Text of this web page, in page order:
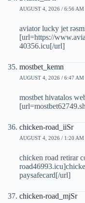
AUGUST 4, 2026 / 6:56 AM
aviator lucky jet
[url=https://
40356.icu[/url]
mostbet_kemn
AUGUST 4, 2026 / 6:47 AM
mostbet hivatalos
chicken-road_iiSr
AUGUST 4, 2026 / 1:20 AM
chicken road retirar
paysafecard[/url]
chicken-road_mjSr